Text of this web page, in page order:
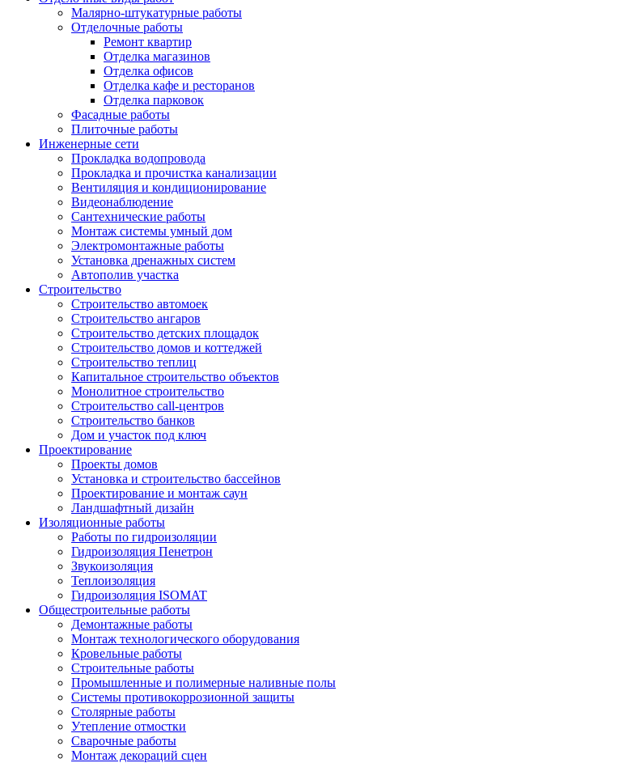
Малярно-штукатурные работы
Отделочные работы
Ремонт квартир
Отделка магазинов
Отделка офисов
Отделка кафе и ресторанов
Отделка парковок
Фасадные работы
Плиточные работы
Инженерные сети
Прокладка водопровода
Прокладка и прочистка канализации
Вентиляция и кондиционирование
Видеонаблюдение
Сантехнические работы
Монтаж системы умный дом
Электромонтажные работы
Установка дренажных систем
Автополив участка
Строительство
Строительство автомоек
Строительство ангаров
Строительство детских площадок
Строительство домов и коттеджей
Строительство теплиц
Капитальное строительство объектов
Монолитное строительство
Строительство call-центров
Строительство банков
Дом и участок под ключ
Проектирование
Проекты домов
Установка и строительство бассейнов
Проектирование и монтаж саун
Ландшафтный дизайн
Изоляционные работы
Работы по гидроизоляции
Гидроизоляция Пенетрон
Звукоизоляция
Теплоизоляция
Гидроизоляция ISOMAT
Общестроительные работы
Демонтажные работы
Монтаж технологического оборудования
Кровельные работы
Строительные работы
Промышленные и полимерные наливные полы
Системы противокоррозионной защиты
Столярные работы
Утепление отмостки
Сварочные работы
Монтаж декораций сцен